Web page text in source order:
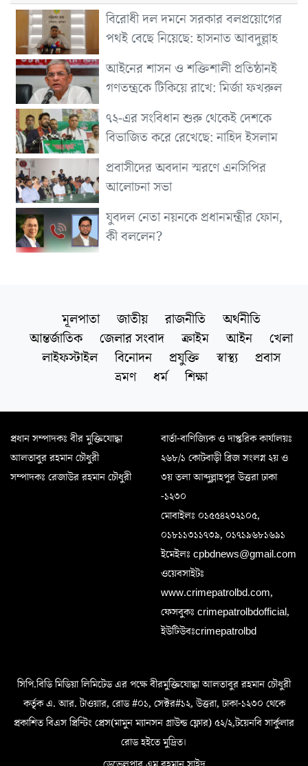
বিরোধী দল দমনে সরকার বলপ্রয়োগের
পথই বেছে নিয়েছে: হাসনাত আবদুল্লাহ
আইনের শাসন ও শক্তিশালী প্রতিষ্ঠানই
গণতন্ত্রকে টিকিয়ে রাখে: মির্জা ফখরুল
৭২-এর সংবিধান শুরু থেকেই দেশকে
বিভাজিত করে রেখেছে: নাহিদ ইসলাম
প্রবাসীদের অবদান স্মরণে এনসিপির
আলোচনা সভা
যুবদল নেতা নয়নকে প্রধানমন্ত্রীর ফোন,
কী বললেন?
মূলপাতা জাতীয় রাজনীতি
অর্থনীতি
আন্তর্জাতিক
জেলার সংবাদ ক্রাইম আইন
খেলা
লাইফস্টাইল
বিনোদন প্রযুক্তি স্বাস্থ্য
প্রবাস
ভ্রমণ
ধর্ম শিক্ষা
প্রধান সম্পাদকঃ বীর মুক্তিযোদ্ধা
আলতাবুর রহমান চৌধুরী
সম্পাদকঃ রেজাউর রহমান চৌধুরী
বার্তা-বাণিজ্যিক ও দাপ্তরিক কার্যালয়ঃ
২৬৮/১ কোটবাড়ী ব্রিজ সংলগ্ন ২য় ও
৩য় তলা আব্দুল্লাহপুর উত্তরা ঢাকা
-১২৩০
মোবাইলঃ ০১৫৫৪২৩২১০৫,
০১৮১১৩১১৭৩৯, ০১৭১৯৬৮১৬৯১
ইমেইলঃ cpbdnews@gmail.com
ওয়েবসাইটঃ
www.crimepatrolbd.com,
ফেসবুকঃ crimepatrolbdofficial,
ইউটিউবঃcrimepatrolbd
সিপি.বিডি মিডিয়া লিমিটেড এর পক্ষে বীরমুক্তিযোদ্ধা আলতাবুর রহমান চৌধুরী
কর্তৃক এ. আর. টাওয়ার, রোড #০১, সেক্টর#১২, উত্তরা, ঢাকা-১২৩০ থেকে
প্রকাশিত বিএস প্রিন্টিং প্রেস(মামুন ম্যানসন গ্রাউন্ড ফ্লোর) ৫২/২,টয়েনবি সার্কুলার
রোড হইতে মুদ্রিত।